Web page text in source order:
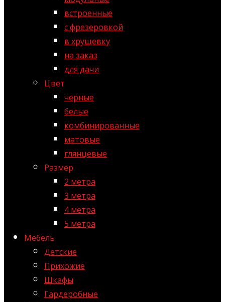
встроенные
с фрезеровкой
в хрущевку
на заказ
для дачи
Цвет
черные
белые
комбинированные
матовые
глянцевые
Размер
2 метра
3 метра
4 метра
5 метра
Мебель
Детские
Прихожие
Шкафы
Гардеробные